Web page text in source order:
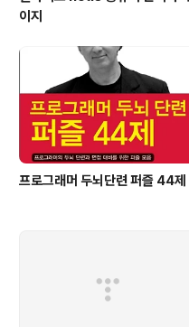
이지
프로그래머 두뇌단련 퍼즐 44제